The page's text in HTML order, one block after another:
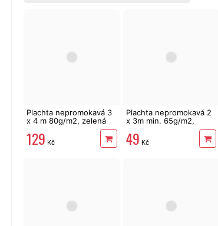
Plachta nepromokavá 3
x 4 m 80g/m2, zelená
129 Kč
Plachta nepromokavá 2
x 3m min. 65g/m2,
49 Kč